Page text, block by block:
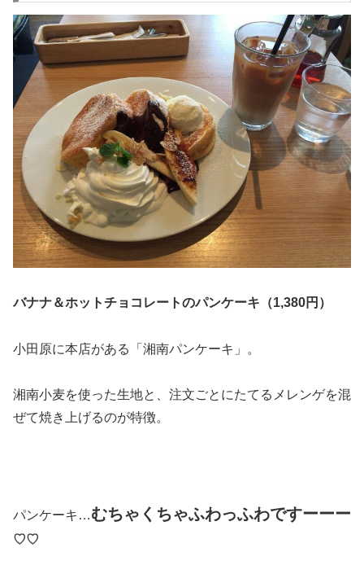
バナナ＆ホットチョコレートのパンケーキ（1,380円）
小田原に本店がある「湘南パンケーキ」。
湘南小麦を使った生地と、注文ごとにたてるメレンゲを混
ぜて焼き上げるのが特徴。
パンケーキ…むちゃくちゃふわっふわですーーー
♡♡